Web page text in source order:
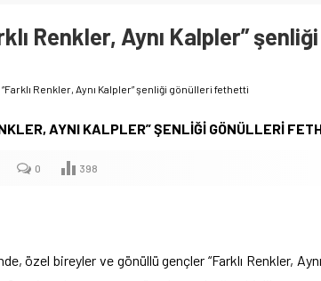
Renkler, Aynı Kalpler”
“Farklı Renkler, Aynı Kalpler” şenliği gönülleri fethetti
AYNI KALPLER” ŞENLİĞİ GÖNÜLLERİ
0 398
özel bireyler ve gönüllü gençler “Farklı Renkler,